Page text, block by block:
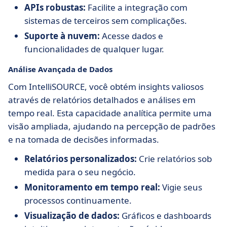
APIs robustas: Facilite a integração com
sistemas de terceiros sem complicações.
Suporte à nuvem: Acesse dados e
funcionalidades de qualquer lugar.
Análise Avançada de Dados
Com IntelliSOURCE, você obtém insights valiosos
através de relatórios detalhados e análises em
tempo real. Esta capacidade analítica permite uma
visão ampliada, ajudando na percepção de padrões
e na tomada de decisões informadas.
Relatórios personalizados: Crie relatórios sob
medida para o seu negócio.
Monitoramento em tempo real: Vigie seus
processos continuamente.
Visualização de dados: Gráficos e dashboards